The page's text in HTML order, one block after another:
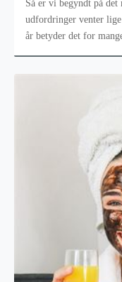
Så er vi begyndt på det
udfordringer venter
år betyder det for